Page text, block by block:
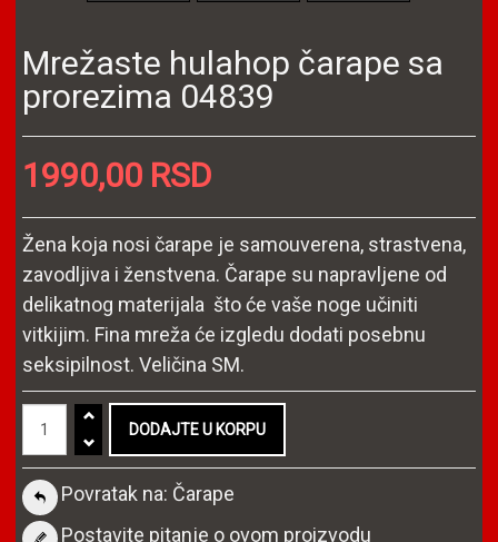
Mrežaste hulahop čarape sa
prorezima 04839
1990,00 RSD
Žena koja nosi čarape je samouverena, strastvena,
zavodljiva i ženstvena. Čarape su napravljene od
delikatnog materijala što će vaše noge učiniti
vitkijim. Fina mreža će izgledu dodati posebnu
seksipilnost. Veličina SM.
Povratak na: Čarape
Postavite pitanje o ovom proizvodu